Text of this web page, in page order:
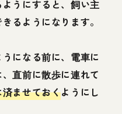
うにすると、飼い主
るようになります。
になる前に、電車に
直前に散歩に連れて
ませておくようにし